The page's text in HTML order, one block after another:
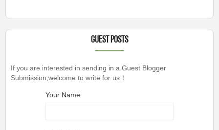
Guest Posts
If you are interested in sending in a Guest Blogger
Submission,welcome to write for us！
Your Name: